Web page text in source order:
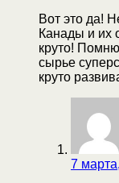
Вот это да!
Канады и их
круто!
сырье
круто
7